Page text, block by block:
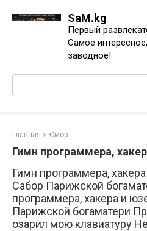
SaM.kg
Первый
Самое
заводное!
Поиск:
Главная » Юмор
Гимн программера,
Гимн программера,
Сабор Парижской
программера, хакера и
Парижской богаматери
озаpил мою клавиатуpу